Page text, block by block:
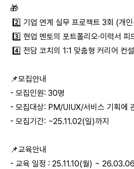
🎁
2️⃣ 기업 연계 실무 프로젝트 3회 (개인
3️⃣ 현업 멘토의 포트폴리오·이력서 피
4️⃣ 전담 코치의 1:1 맞춤형 커리어 컨
📌모집안내
- 모집인원: 30명
- 모집대상: PM/UIUX/서비스 기획에
- 모집기간: ~25.11.02(일)까지
📌교육안내
- 교육 일정 : 25.11.10(월) ~